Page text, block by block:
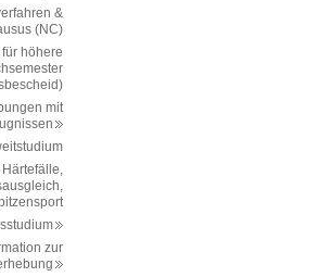
&
(NC)
höhere
mit
zur